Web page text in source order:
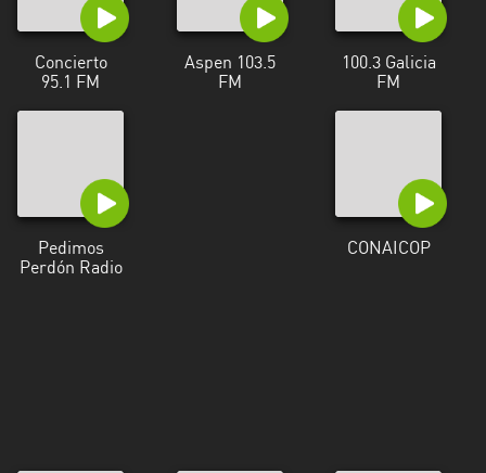
Concierto
95.1 FM
Aspen 103.5
FM
100.3 Galicia
FM
Pedimos
Perdón Radio
CONAICOP